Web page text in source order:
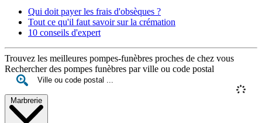
Qui doit payer les frais d'obsèques ?
Tout ce qu'il faut savoir sur la crémation
10 conseils d'expert
Trouvez les meilleures pompes-funèbres proches de chez vous
Rechercher des pompes funèbres par ville ou code postal
Marbrerie